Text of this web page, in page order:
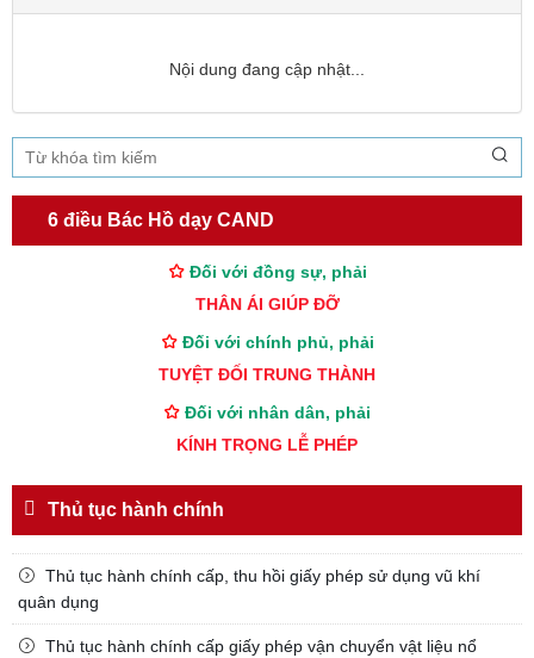
Nội dung đang cập nhật...
6 điều Bác Hồ dạy CAND
NGƯỜI CÔNG AN CÁCH MỆNH LÀ:
Đối với tự mình, phải
CẦN, KIỆM, LIÊM, CHÍNH
Đối với đồng sự, phải
THÂN ÁI GIÚP ĐỠ
Đối với chính phủ, phải
TUYỆT ĐỐI TRUNG THÀNH
Đối với nhân dân, phải
KÍNH TRỌNG LỄ PHÉP
CƯƠNG QUYẾT, KHÔN KHÉO
gửi Công an Khu XII,
Thủ tục hành chính
Thủ tục hành chính cấp, thu hồi giấy phép sử dụng vũ khí
quân dụng
Thủ tục hành chính cấp giấy phép vận chuyển vật liệu nổ